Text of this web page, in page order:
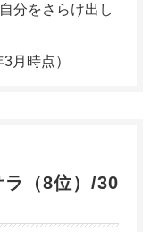
分をさらけ出し
月時点）
ラ（8位）/30